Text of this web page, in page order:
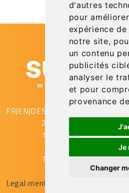
d'autres
pour
expérience
notre site,
un contenu
publicités
analyser le
et pour
provenance
Je
Changer
FR|EN|DESupAirVision
2 rue Gustave Eiffel
10430 Rosières Près
T. (+33)
©
Legal mentions